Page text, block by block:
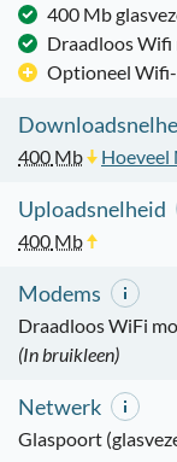
400 Mb
Draadloos Wifi
Optioneel
400 Mb Hoeveel
Uploadsnelheid
400 Mb
Modems
Draadloos WiFi
(In bruikleen)
Netwerk
Glaspoort